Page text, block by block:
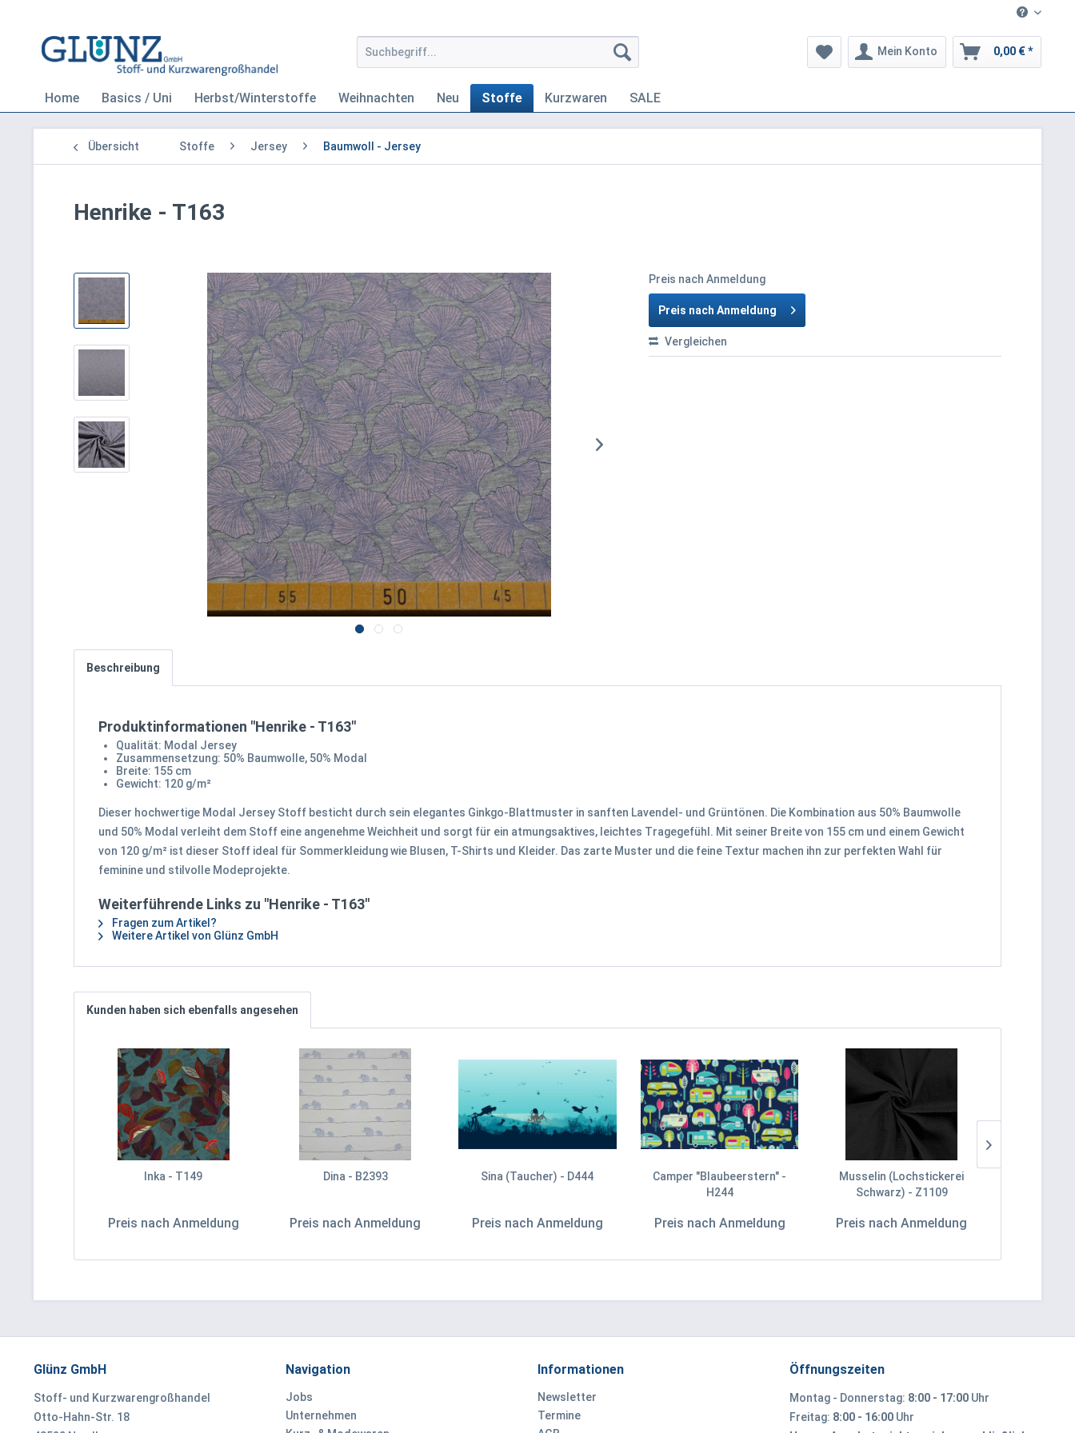
Mein Konto 0,00 € *
Home Basics / Uni Herbst/Winterstoffe Weihnachten Neu Stoffe Kurzwaren SALE
Übersicht Stoffe Jersey Baumwoll - Jersey
Henrike - T163
Preis nach Anmeldung
Preis nach Anmeldung
Vergleichen
Beschreibung
Produktinformationen "Henrike - T163"
Qualität: Modal Jersey
Zusammensetzung: 50% Baumwolle, 50% Modal
Breite: 155 cm
Gewicht: 120 g/m²
Dieser hochwertige Modal Jersey Stoff besticht durch sein elegantes Ginkgo-Blattmuster in sanften Lavendel- und Grüntönen. Die Kombination aus 50% Baumwolle
und 50% Modal verleiht dem Stoff eine angenehme Weichheit und sorgt für ein atmungsaktives, leichtes Tragegefühl. Mit seiner Breite von 155 cm und einem Gewicht
von 120 g/m² ist dieser Stoff ideal für Sommerkleidung wie Blusen, T-Shirts und Kleider. Das zarte Muster und die feine Textur machen ihn zur perfekten Wahl für
feminine und stilvolle Modeprojekte.
Weiterführende Links zu "Henrike - T163"
Fragen zum Artikel?
Weitere Artikel von Glünz GmbH
Kunden haben sich ebenfalls angesehen
Inka - T149
Preis nach Anmeldung
Dina - B2393
Preis nach Anmeldung
Sina (Taucher) - D444
Preis nach Anmeldung
Camper "Blaubeerstern" -
H244
Preis nach Anmeldung
Musselin (Lochstickerei
Schwarz) - Z1109
Preis nach Anmeldung
Glünz GmbH
Stoff- und Kurzwarengroßhandel
Otto-Hahn-Str. 18
Navigation
Jobs
Unternehmen
Informationen
Newsletter
Termine
Öffnungszeiten
Montag - Donnerstag: 8:00 - 17:00 Uhr
Freitag: 8:00 - 16:00 Uhr